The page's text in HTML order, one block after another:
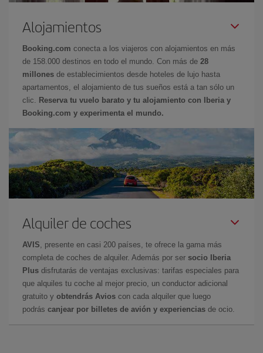
Alojamientos
Booking.com conecta a los viajeros con alojamientos en más
de 158.000 destinos en todo el mundo. Con más de 28
millones de establecimientos desde hoteles de lujo hasta
apartamentos, el alojamiento de tus sueños está a tan sólo un
clic.
Reserva tu vuelo barato y tu alojamiento con Iberia y
Booking.com y experimenta el mundo.
Alquiler de coches
AVIS , presente en casi 200 países, te ofrece la gama más
completa de coches de alquiler. Además por ser socio Iberia
Plus disfrutarás de ventajas exclusivas: tarifas especiales para
que alquiles tu coche al mejor precio, un conductor adicional
gratuito y obtendrás Avios con cada alquiler que luego
podrás canjear por billetes de avión y experiencias de ocio.